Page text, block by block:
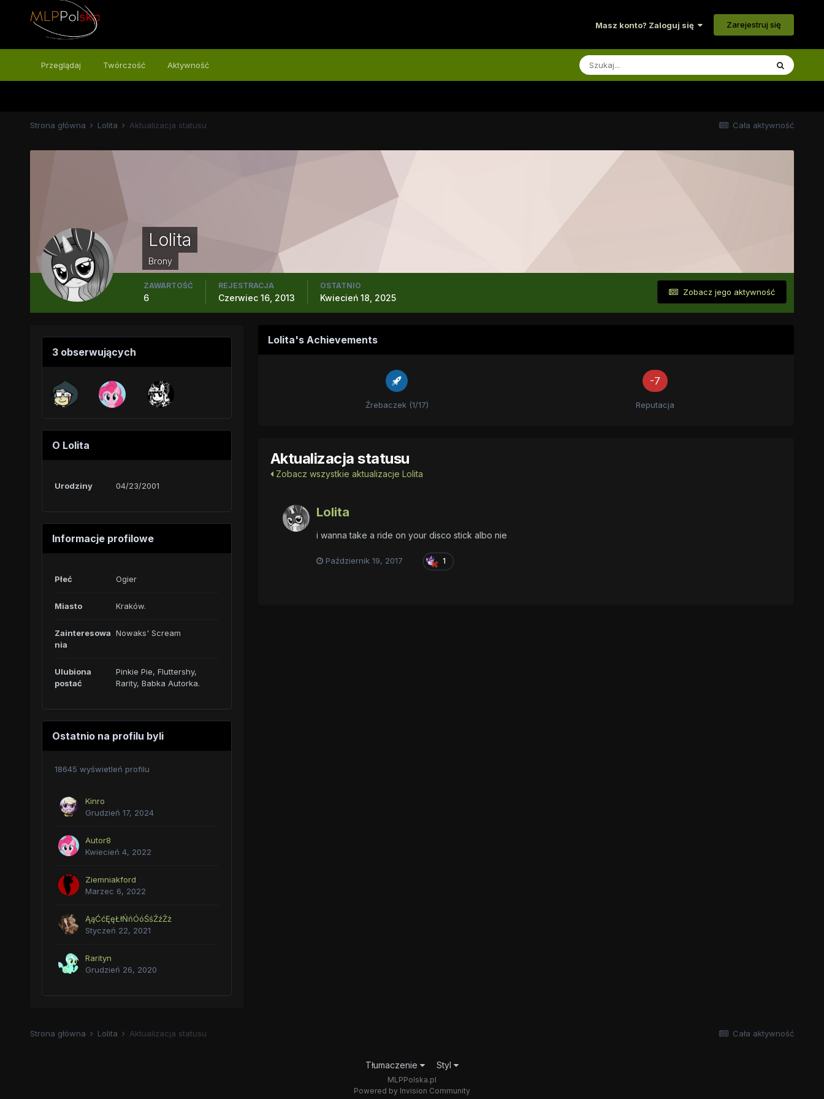
Masz konto? Zaloguj się Zarejestruj się
Przeglądaj Twórczość Aktywność
Cała aktywność
Strona główna Lolita Aktualizacja statusu
Lolita
Brony
Zobacz jego aktywność
ZAWARTOŚĆ
6
REJESTRACJA
Czerwiec 16, 2013
OSTATNIO
Kwiecień 18, 2025
3 obserwujących
O Lolita
Urodziny 04/23/2001
Informacje profilowe
Płeć Ogier
Miasto Kraków.
Zainteresowa
nia
Nowaks' Scream
Ulubiona
postać
Pinkie Pie, Fluttershy,
Rarity, Babka Autorka.
Ostatnio na profilu byli
18645 wyświetleń profilu
Kinro
Grudzień 17, 2024
Autor8
Kwiecień 4, 2022
Ziemniakford
Marzec 6, 2022
ĄąĆćĘęŁłŃńÓóŚśŹźŻż
Styczeń 22, 2021
Rarityn
Grudzień 26, 2020
Lolita's Achievements
Źrebaczek (1/17)
-7
Reputacja
Aktualizacja statusu
Zobacz wszystkie aktualizacje Lolita
Lolita
i wanna take a ride on your disco stick albo nie
Październik 19, 2017 1
Cała aktywność
Strona główna Lolita Aktualizacja statusu
Tłumaczenie Styl
MLPPolska.pl
Powered by Invision Community